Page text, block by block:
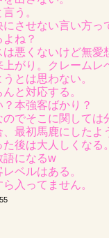
う。
させない言い方っ
ね？
悪くないけど無愛
がり。クレームレ
とは思わない。
と対応する。
本強客ばかり？
のでそこに関しては
最初馬鹿にしたよ
後は大人しくなる。
語になるw
ベルはある。
入ってません。